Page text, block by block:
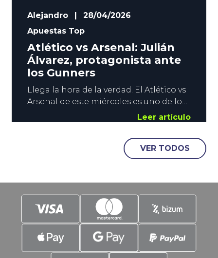
Alejandro
28/04/2026
Apuestas Top
Atlético vs Arsenal: Julián
Álvarez, protagonista ante
los Gunners
Llega la hora de la verdad. El Atlético vs
Arsenal de este miércoles es uno de los
grandes duelos de la temporada. El
primer asalto de las semifinales de
Champions va a ser espectacular, y
YoSports quiere estar presente con un
Mercado Especial con color rojiblanco y
Álvarez. Contenido: El
Leer artículo
VER TODOS